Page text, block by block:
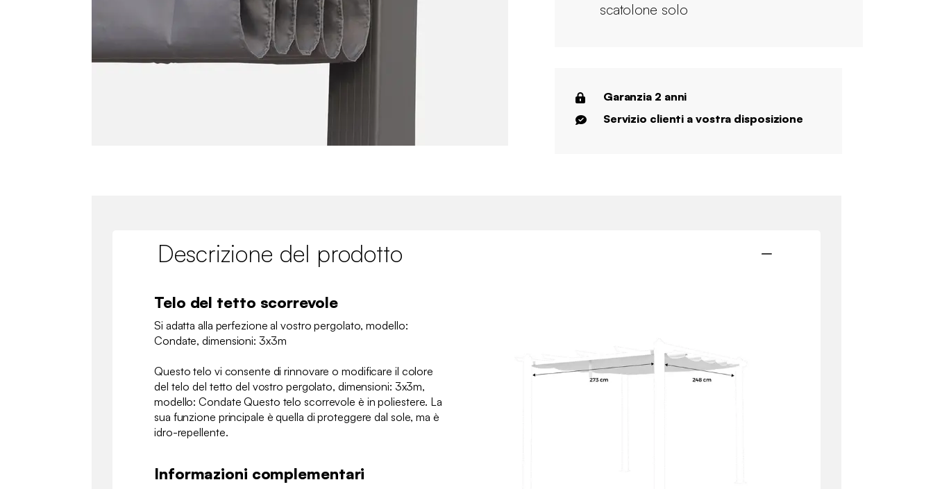
scatolone solo
Garanzia 2 anni
Servizio clienti a vostra disposizione
Descrizione del prodotto
Telo del tetto scorrevole
Si adatta alla perfezione al vostro pergolato, modello:
Condate, dimensioni: 3x3m
Questo telo vi consente di rinnovare o modificare il colore
del telo del tetto del vostro pergolato, dimensioni: 3x3m,
modello: Condate Questo telo scorrevole è in poliestere. La
sua funzione principale è quella di proteggere dal sole, ma è
idro-repellente.
Informazioni complementari